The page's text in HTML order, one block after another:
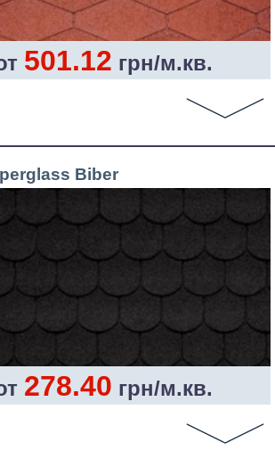
501.12 грн/м.кв.
Biber
278.40 грн/м.кв.